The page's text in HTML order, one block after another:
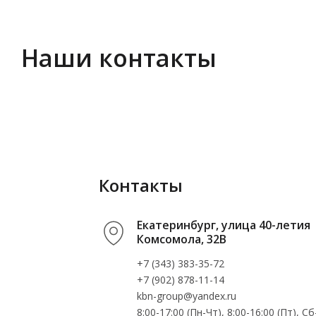
Наши контакты
Контакты
Екатеринбург, улица 40-летия
Комсомола, 32В
+7 (343) 383-35-72
+7 (902) 878-11-14
kbn-group@yandex.ru
8:00-17:00 (Пн-Чт), 8:00-16:00 (Пт),